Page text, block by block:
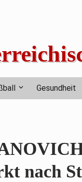
Gesundheit
nach